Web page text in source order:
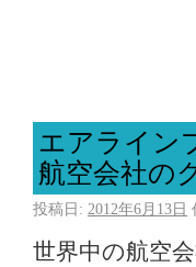
エアライン
航空会社の
投稿日: 2012年6月13日
世界中の航空